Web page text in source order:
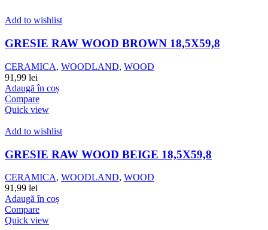
Add to wishlist
GRESIE RAW WOOD BROWN 18,5X59,8
CERAMICA, WOODLAND, WOOD
91,99 lei
Adaugă în coș
Compare
Quick view
Add to wishlist
GRESIE RAW WOOD BEIGE 18,5X59,8
CERAMICA, WOODLAND, WOOD
91,99 lei
Adaugă în coș
Compare
Quick view